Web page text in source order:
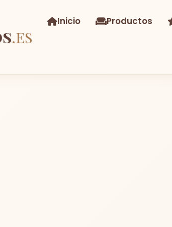
.ES
Inicio Productos